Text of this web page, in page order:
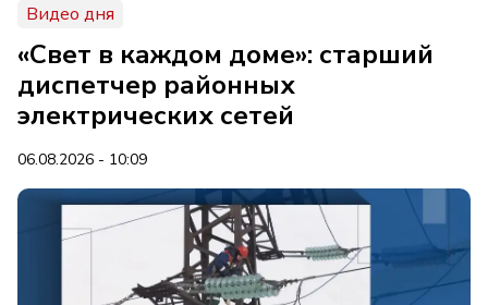
Видео дня
«Свет в каждом доме»: старший
диспетчер районных
электрических сетей
06.08.2026 - 10:09